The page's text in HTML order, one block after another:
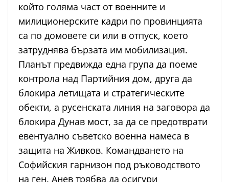
който голяма част от военните и
милиционерските кадри по провинцията
са по домовете си или в отпуск, което
затруднява бързата им мобилизация.
Планът предвижда една група да поеме
контрола над Партийния дом, друга да
блокира летищата и стратегическите
обекти, а русенската линия на заговора да
блокира Дунав мост, за да се предотврати
евентуално съветско военна намеса в
защита на Живков. Командването на
Софийския гарнизон под ръководството
на ген. Анев трябва да осигури